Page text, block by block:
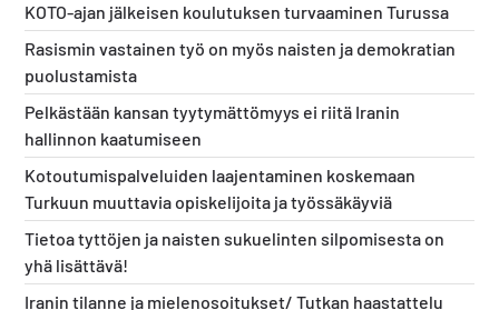
KOTO-ajan jälkeisen koulutuksen turvaaminen Turussa
Rasismin vastainen työ on myös naisten ja demokratian
puolustamista
Pelkästään kansan tyytymättömyys ei riitä Iranin
hallinnon kaatumiseen
Kotoutumispalveluiden laajentaminen koskemaan
Turkuun muuttavia opiskelijoita ja työssäkäyviä
Tietoa tyttöjen ja naisten sukuelinten silpomisesta on
yhä lisättävä!
Iranin tilanne ja mielenosoitukset/ Tutkan haastattelu